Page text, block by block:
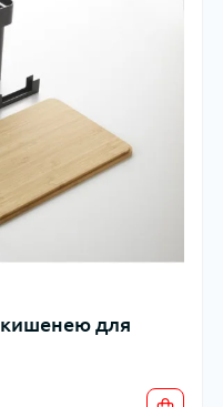
кишенею для